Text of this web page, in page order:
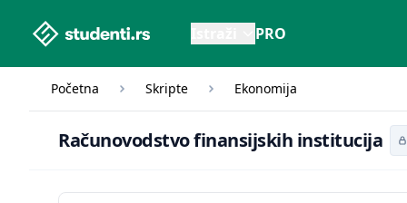
studenti.rs home page PRO
Početna Skripte Ekonomija
Računovodstvo finansijskih institucija